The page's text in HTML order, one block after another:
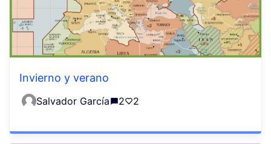
Invierno y verano
Salvador García 2 2